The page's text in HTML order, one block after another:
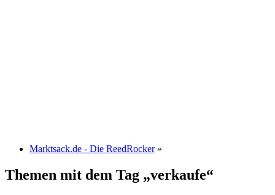
Marktsack.de - Die ReedRocker »
Themen mit dem Tag „verkaufe“